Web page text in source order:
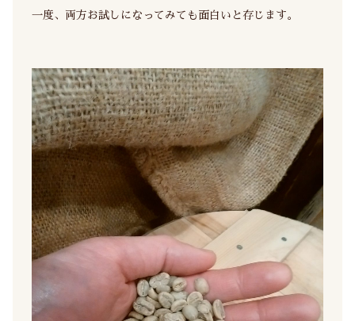
一度、両方お試しになってみても面白いと存じます。